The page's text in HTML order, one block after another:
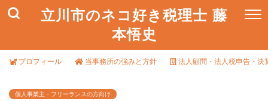
立川市のネコ好き税理士 藤
本悟史
プロフィール 当事務所の強みと方針 法人顧問・法人税申告・決
個人事業主・フリーランスの方向け